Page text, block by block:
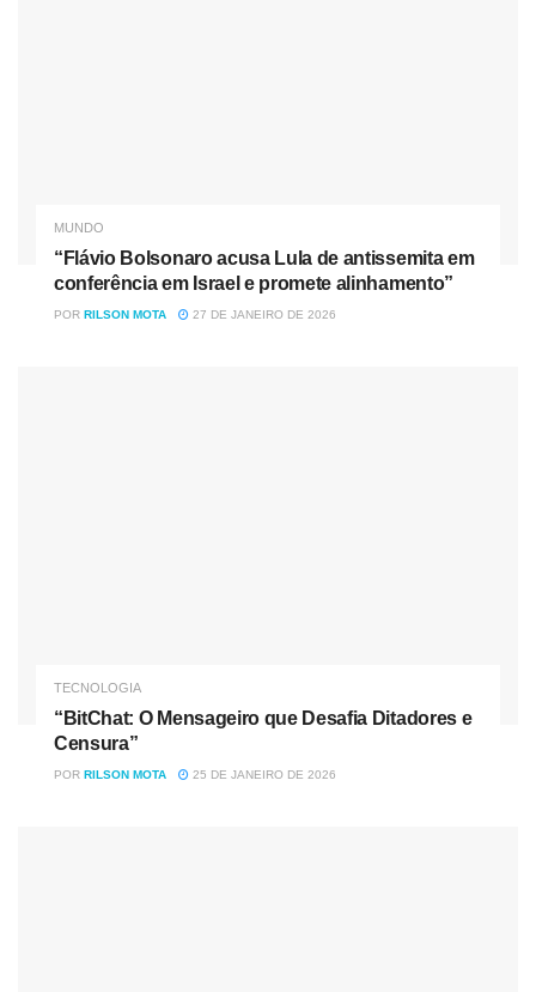
MUNDO
“Flávio Bolsonaro acusa Lula de antissemita em
conferência em Israel e promete alinhamento”
POR RILSON MOTA 27 DE JANEIRO DE 2026
TECNOLOGIA
“BitChat: O Mensageiro que Desafia Ditadores e
Censura”
POR RILSON MOTA 25 DE JANEIRO DE 2026